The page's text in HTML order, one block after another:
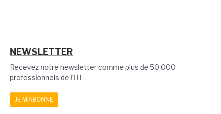
NEWSLETTER
Recevez notre newsletter comme plus de 50 000
professionnels de l'IT!
JE M'ABONNE